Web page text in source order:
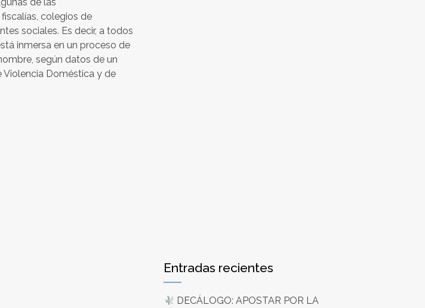
de las
colegios de
sociales. Es decir, a todos
inmersa en un proceso de
según datos de un
Doméstica y de
Entradas recientes
DECÁLOGO: APOSTAR POR LA